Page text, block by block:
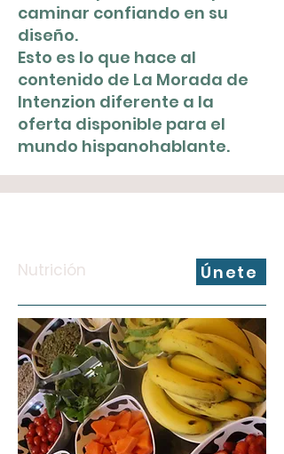
caminar confiando en su
diseño.
Esto es lo que hace al
contenido de La Morada de
Intenzion diferente a la
oferta disponible para el
mundo hispanohablante.
Nutrición Únete